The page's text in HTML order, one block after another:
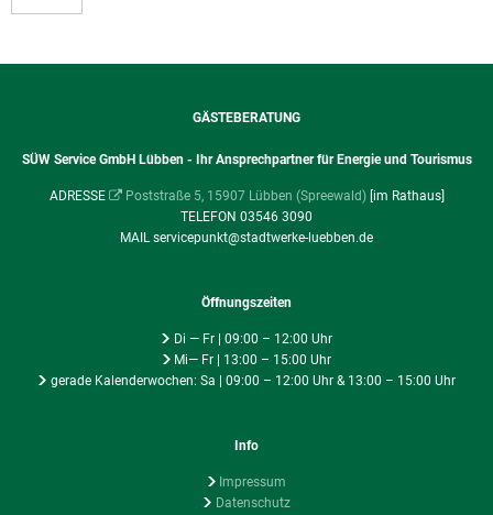
GÄSTEBERATUNG
SÜW Service GmbH Lübben - Ihr Ansprechpartner für Energie und Tourismus
ADRESSE Poststraße 5, 15907 Lübben (Spreewald) [im Rathaus]
TELEFON 03546 3090
MAIL servicepunkt@stadtwerke-luebben.de
Öffnungszeiten
Di — Fr | 09:00 – 12:00 Uhr
Mi— Fr | 13:00 – 15:00 Uhr
gerade Kalenderwochen: Sa | 09:00 – 12:00 Uhr & 13:00 – 15:00 Uhr
Info
Impressum
Datenschutz